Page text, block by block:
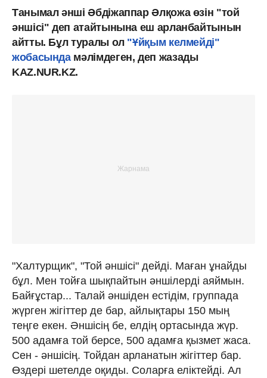
Танымал әнші Әбдіжаппар Әлқожа өзін "той
әншісі" деп атайтынына еш арланбайтынын
айтты. Бұл туралы ол "Ұйқым келмейді"
жобасындамәлімдеген, деп жазады
KAZ.NUR.KZ.
"Халтурщик", "Той әншісі" дейді. Маған ұнайды
бұл. Мен тойға шықпайтын әншілерді аяймын.
Байғұстар... Талай әншіден естідім, группада
жүрген жігіттер де бар, айлықтары 150 мың
теңге екен. Әншісің бе, елдің ортасында жүр.
500 адамға той берсе, 500 адамға қызмет жаса.
Сен - әншісің. Тойдан арланатын жігіттер бар.
Өздері шетелде оқиды. Соларға еліктейді. Ал